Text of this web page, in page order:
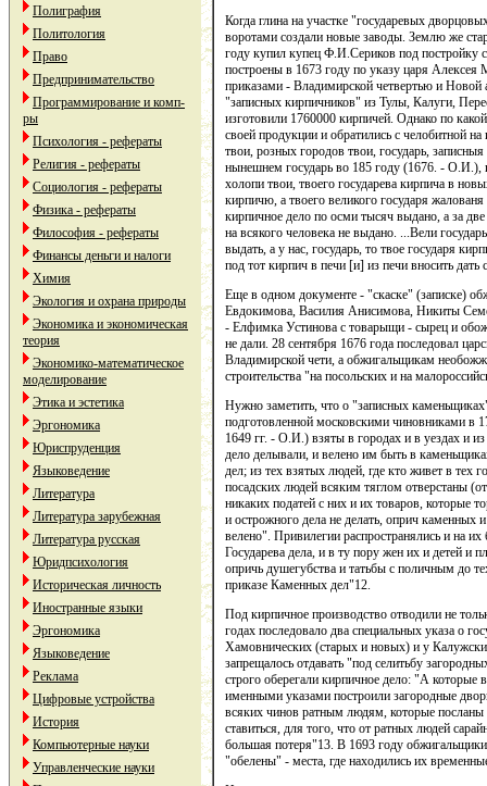
Полиграфия
Политология
Право
Предпринимательство
Программирование и комп-
ры
Психология - рефераты
Религия - рефераты
Социология - рефераты
Физика - рефераты
Философия - рефераты
Финансы деньги и налоги
Химия
Экология и охрана природы
Экономика и экономическая
теория
Экономико-математическое
моделирование
Этика и эстетика
Эргономика
Юриспруденция
Языковедение
Литература
Литература зарубежная
Литература русская
Юридпсихология
Историческая личность
Иностранные языки
Эргономика
Языковедение
Реклама
Цифровые устройства
История
Компьютерные науки
Управленческие науки
Когда глина на участке "государевых
воротами создали новые заводы. Землю же
году купил купец Ф.И.Сериков под
построены в 1673 году по указу царя
приказами - Владимирской четвертью и Новой
"записных кирпичников" из Тулы, Калуги,
изготовили 1760000 кирпичей. Однако по
своей продукции и обратились с челобитной
твои, розных городов твои, государь,
нынешнем государь во 185 году (1676. - О.И.),
холопи твои, твоего государева кирпича в
кирпичю, а твоего великого государя
кирпичное дело по осми тысяч выдано, а за
на всякого человека не выдано. ...Вели
выдать, а у нас, государь, то твое государя
под тот кирпич в печи [и] из печи вносить
Еще в одном документе - "скаске" (записке)
Евдокимова, Василия Анисимова, Никиты
- Елфимка Устинова с товарыщи - сырец и
не дали. 28 сентября 1676 года последовал
Владимирской чети, а обжигальщикам
строительства "на посольских и на
Нужно заметить, что о "записных
подготовленной московскими чиновниками в
1649 гг. - О.И.) взяты в городах и в уездах и
дело делывали, и велено им быть в
дел; из тех взятых людей, где кто живет в тех
посадских людей всяким тяглом отверстаны
никаких податей с них и их товаров, которые
и острожного дела не делать, оприч
велено". Привилегии распространялись и на
Государева дела, и в ту пору жен их и детей и
опричь душегубства и татьбы с поличным до
приказе Каменных дел"12.
Под кирпичное производство отводили не
годах последовало два специальных указа о
Хамовнических (старых и новых) и у
запрещалось отдавать "под селитьбу
строго оберегали кирпичное дело: "А
именными указами построили загородные
всяких чинов ратным людям, которые посланы
ставиться, для того, что от ратных людей
большая потеря"13. В 1693 году
"обелены" - места, где находились их